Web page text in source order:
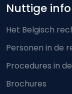
Nuttige info
Het Belgisch
Personen in de
Procedures in
Brochures